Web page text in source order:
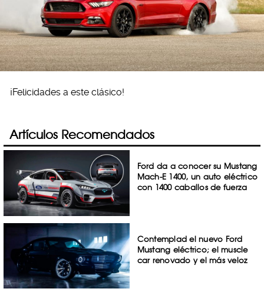
¡Felicidades a este clásico!
Artículos Recomendados
Ford da a conocer su Mustang
Mach-E 1400, un auto eléctrico
con 1400 caballos de fuerza
Contemplad el nuevo Ford
Mustang eléctrico; el muscle
car renovado y el más veloz